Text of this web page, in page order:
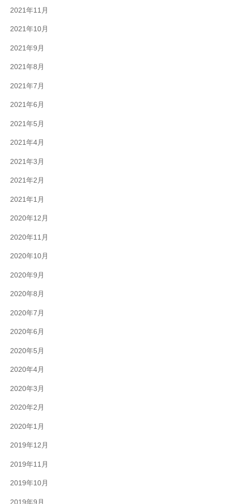
2021年11月
2021年10月
2021年9月
2021年8月
2021年7月
2021年6月
2021年5月
2021年4月
2021年3月
2021年2月
2021年1月
2020年12月
2020年11月
2020年10月
2020年9月
2020年8月
2020年7月
2020年6月
2020年5月
2020年4月
2020年3月
2020年2月
2020年1月
2019年12月
2019年11月
2019年10月
2019年9月